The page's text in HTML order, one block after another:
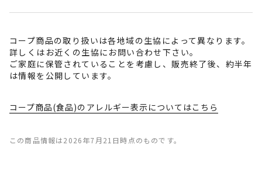
コープ商品の取り扱いは各地域の生協によって異なります。
詳しくはお近くの生協にお問い合わせ下さい。
ご家庭に保管されていることを考慮し、販売終了後、約半年
は情報を公開しています。
コープ商品(食品)のアレルギー表示についてはこちら
この商品情報は2026年7月21日時点のものです。